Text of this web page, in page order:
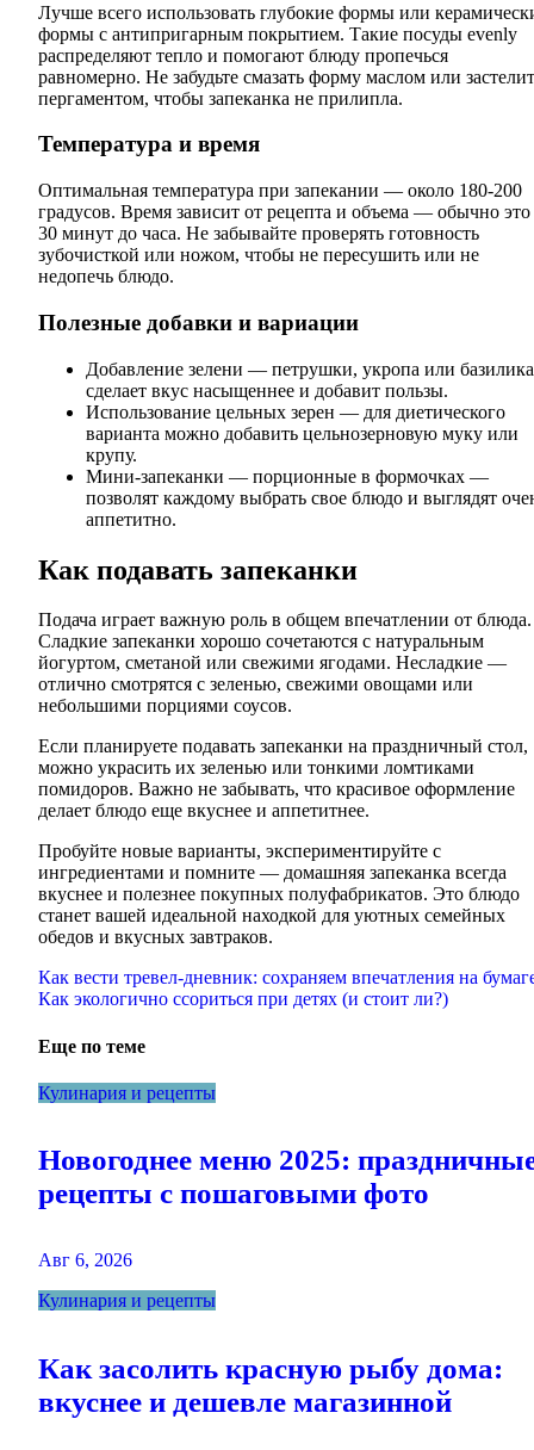
Лучше всего использовать глубокие формы или
формы с антипригарным покрытием. Такие посуды evenly
распределяют тепло и помогают блюду пропечься
равномерно. Не забудьте смазать форму маслом или
пергаментом, чтобы запеканка не прилипла.
Температура и время
Оптимальная температура при запекании — около 180-200
градусов. Время зависит от рецепта и объема — обычно это
30 минут до часа. Не забывайте проверять готовность
зубочисткой или ножом, чтобы не пересушить или не
недопечь блюдо.
Полезные добавки и вариации
Добавление зелени — петрушки, укропа или базилика
сделает вкус насыщеннее и добавит пользы.
Использование цельных зерен — для диетического
варианта можно добавить цельнозерновую муку или
крупу.
Мини-запеканки — порционные в формочках —
позволят каждому выбрать свое блюдо и выглядят
аппетитно.
Как подавать запеканки
Подача играет важную роль в общем впечатлении от блюда.
Сладкие запеканки хорошо сочетаются с натуральным
йогуртом, сметаной или свежими ягодами. Несладкие —
отлично смотрятся с зеленью, свежими овощами или
небольшими порциями соусов.
Если планируете подавать запеканки на праздничный стол,
можно украсить их зеленью или тонкими ломтиками
помидоров. Важно не забывать, что красивое оформление
делает блюдо еще вкуснее и аппетитнее.
Пробуйте новые варианты, экспериментируйте с
ингредиентами и помните — домашняя запеканка всегда
вкуснее и полезнее покупных полуфабрикатов. Это блюдо
станет вашей идеальной находкой для уютных семейных
обедов и вкусных завтраков.
Навигация
по
записям
Как вести тревел-дневник: сохраняем впечатления на
Как экологично ссориться при детях (и стоит ли?)
Еще по теме
Кулинария и рецепты
Новогоднее меню 2025:
рецепты с пошаговыми фото
Авг 6, 2026
Кулинария и рецепты
Как засолить красную рыбу дома:
вкуснее и дешевле магазинной